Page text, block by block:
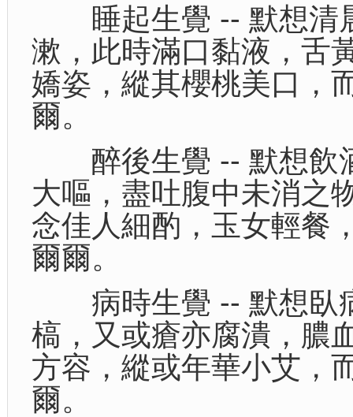
睡起生覺 -- 默想清
漱，此時滿口黏液，舌
嬌姿，縱其櫻桃美口，
爾。
醉後生覺 -- 默想飲
大嘔，盡吐腹中未消之
念佳人細酌，玉女輕餐
爾爾。
病時生覺 -- 默想臥
槁，又或瘡亦腐潰，膿
方容，縱或年華小艾，
爾。